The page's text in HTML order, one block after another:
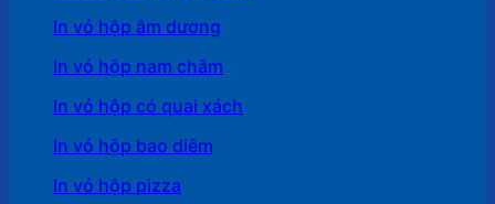
In vỏ hộp âm dương
In vỏ hộp nam châm
In vỏ hộp có quai xách
In vỏ hộp bao diêm
In vỏ hộp pizza